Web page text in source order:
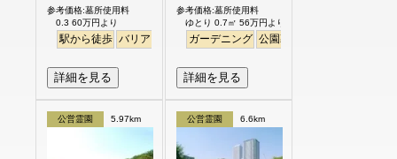
参考価格:墓所使用料
0.3 60万円より
駅から徒歩 バリアフリー 個人・夫婦 永代供養
詳細を見る
参考価格:墓所使用料
ゆとり 0.7㎡ 56万円より
ガーデニング 公園墓地
詳細を見る
公営霊園 5.97km 公営霊園 6.6km